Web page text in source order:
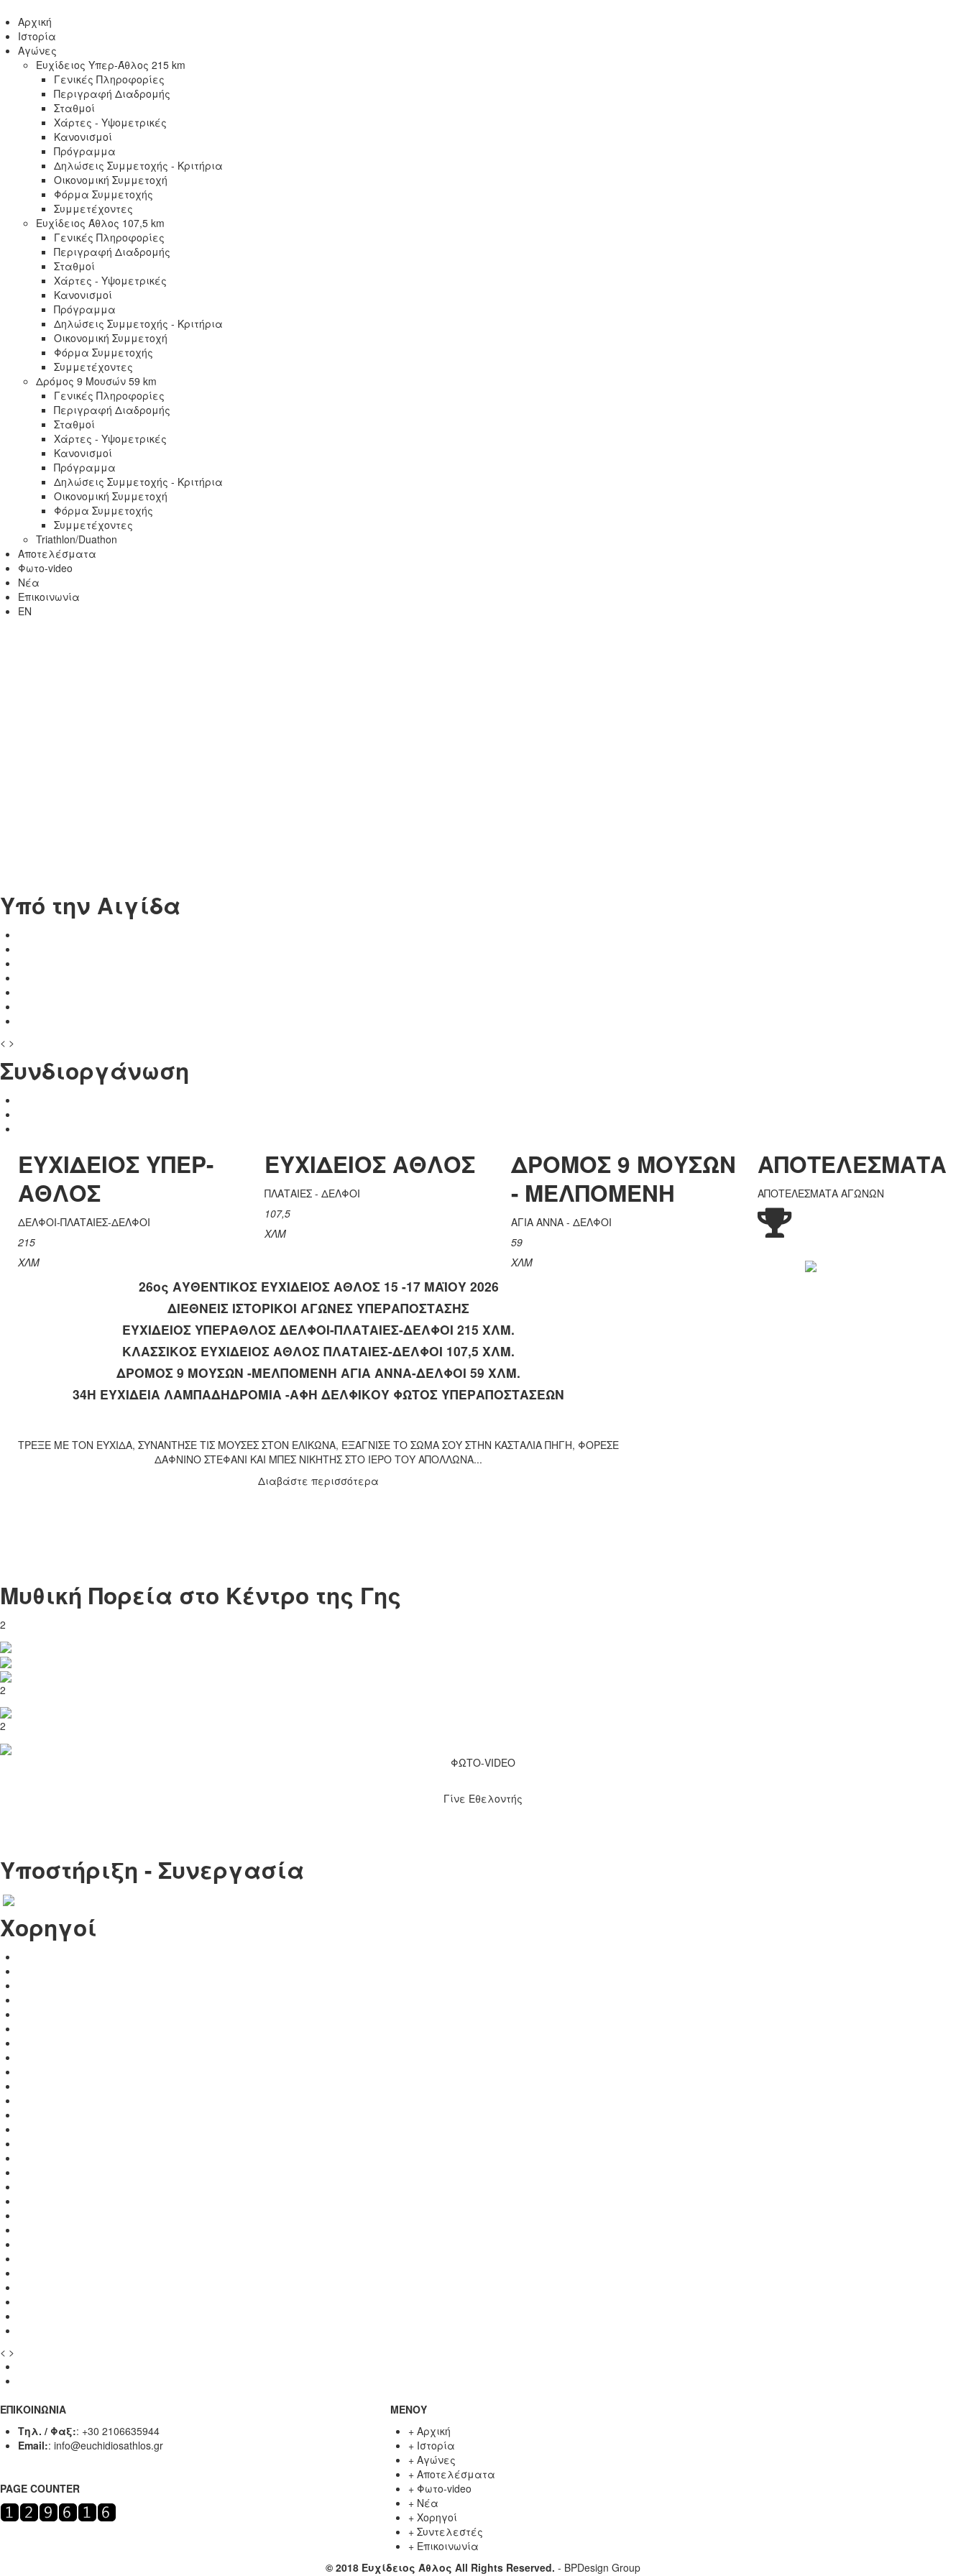
Αρχική
Ιστορία
Αγώνες
Ευχίδειος Υπερ-Άθλος 215 km
Γενικές Πληροφορίες
Περιγραφή Διαδρομής
Σταθμοί
Χάρτες - Υψομετρικές
Κανονισμοί
Πρόγραμμα
Δηλώσεις Συμμετοχής - Κριτήρια
Οικονομική Συμμετοχή
Φόρμα Συμμετοχής
Συμμετέχοντες
Ευχίδειος Άθλος 107,5 km
Γενικές Πληροφορίες
Περιγραφή Διαδρομής
Σταθμοί
Χάρτες - Υψομετρικές
Κανονισμοί
Πρόγραμμα
Δηλώσεις Συμμετοχής - Κριτήρια
Οικονομική Συμμετοχή
Φόρμα Συμμετοχής
Συμμετέχοντες
Δρόμος 9 Μουσών 59 km
Γενικές Πληροφορίες
Περιγραφή Διαδρομής
Σταθμοί
Χάρτες - Υψομετρικές
Κανονισμοί
Πρόγραμμα
Δηλώσεις Συμμετοχής - Κριτήρια
Οικονομική Συμμετοχή
Φόρμα Συμμετοχής
Συμμετέχοντες
Triathlon/Duathon
Αποτελέσματα
Φωτο-video
Νέα
Επικοινωνία
EN
Υπό την Αιγίδα
< >
Συνδιοργάνωση
ΕΥΧΙΔΕΙΟΣ ΥΠΕΡ-
ΑΘΛΟΣ
ΔΕΛΦΟΙ-ΠΛΑΤΑΙΕΣ-ΔΕΛΦΟΙ
215
ΧΛΜ
ΕΥΧΙΔΕΙΟΣ ΑΘΛΟΣ
ΠΛΑΤΑΙΕΣ - ΔΕΛΦΟΙ
107,5
ΧΛΜ
ΔΡΟΜΟΣ 9 ΜΟΥΣΩΝ
- ΜΕΛΠΟΜΕΝΗ
ΑΓΙΑ ΑΝΝΑ - ΔΕΛΦΟΙ
59
ΧΛΜ
ΑΠΟΤΕΛΕΣΜΑΤΑ
ΑΠΟΤΕΛΕΣΜΑΤΑ ΑΓΩΝΩΝ
26ος ΑΥΘΕΝΤΙΚΟΣ ΕΥΧΙΔΕΙΟΣ ΑΘΛΟΣ 15 -17 ΜΑΪΟΥ 2026
ΔΙΕΘΝΕΙΣ ΙΣΤΟΡΙΚΟΙ ΑΓΩΝΕΣ ΥΠΕΡΑΠΟΣΤΑΣΗΣ
ΕΥΧΙΔΕΙΟΣ ΥΠΕΡΑΘΛΟΣ ΔΕΛΦΟΙ-ΠΛΑΤΑΙΕΣ-ΔΕΛΦΟΙ 215 ΧΛΜ.
ΚΛΑΣΣΙΚΟΣ ΕΥΧΙΔΕΙΟΣ ΑΘΛΟΣ ΠΛΑΤΑΙΕΣ-ΔΕΛΦΟΙ 107,5 ΧΛΜ.
ΔΡΟΜΟΣ 9 ΜΟΥΣΩΝ -ΜΕΛΠΟΜΕΝΗ ΑΓΙΑ ΑΝΝΑ-ΔΕΛΦΟΙ 59 ΧΛΜ.
34Η ΕΥΧΙΔΕΙΑ ΛΑΜΠΑΔΗΔΡΟΜΙΑ -ΑΦΗ ΔΕΛΦΙΚΟΥ ΦΩΤΟΣ ΥΠΕΡΑΠΟΣΤΑΣΕΩΝ
ΤΡΕΞΕ ΜΕ ΤΟΝ ΕΥΧΙΔΑ, ΣΥΝΑΝΤΗΣΕ ΤΙΣ ΜΟΥΣΕΣ ΣΤΟΝ ΕΛΙΚΩΝΑ, ΕΞΑΓΝΙΣΕ ΤΟ ΣΩΜΑ ΣΟΥ ΣΤΗΝ ΚΑΣΤΑΛΙΑ ΠΗΓΗ, ΦΟΡΕΣΕ
ΔΑΦΝΙΝΟ ΣΤΕΦΑΝΙ ΚΑΙ ΜΠΕΣ ΝΙΚΗΤΗΣ ΣΤΟ ΙΕΡΟ ΤΟΥ ΑΠΟΛΛΩΝΑ...
Διαβάστε περισσότερα
Μυθική Πορεία στο Κέντρο της Γης
2
2
2
ΦΩΤΟ-VIDEO
Γίνε Εθελοντής
Υποστήριξη - Συνεργασία
Χορηγοί
< >
ΕΠΙΚΟΙΝΩΝΙΑ
Τηλ. / Φαξ:: +30 2106635944
Email:: info@euchidiosathlos.gr
PAGE COUNTER
ΜΕΝΟΥ
+Αρχική
+ Ιστορία
+Αγώνες
+Αποτελέσματα
+ Φωτο-video
+ Νέα
+Χορηγοί
+Συντελεστές
+ Επικοινωνία
© 2018 Ευχίδειος Άθλος All Rights Reserved. - BPDesign Group